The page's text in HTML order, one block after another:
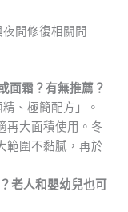
間修復相關問
面霜？有無推薦？
、極簡配方」。
再大面積使用。冬
範圍不黏膩，再於
老人和嬰幼兒也可